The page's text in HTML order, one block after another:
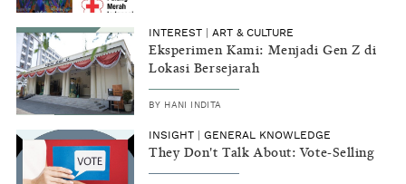
INTEREST ART & CULTURE
Eksperimen Kami: Menjadi Gen Z di
Lokasi Bersejarah
BY HANI INDITA
INSIGHT GENERAL KNOWLEDGE
They Don't Talk About: Vote-Selling